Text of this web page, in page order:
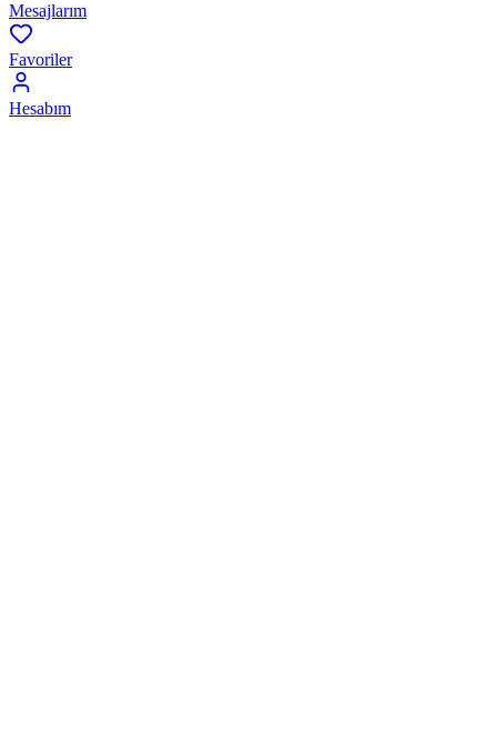
Mesajlarım
Favoriler
Hesabım